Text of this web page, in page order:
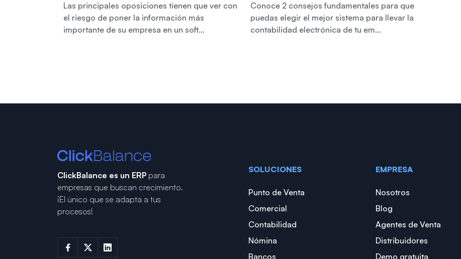
Las principales oposiciones tienen que ver con
el riesgo de poner la información más
importante de su empresa en un soft...
Conoce 2 consejos fundamentales para que
puedas elegir el mejor sistema para llevar la
contabilidad electrónica de tu em...
ClickBalance es un ERP para
empresas que buscan crecimiento.
¡El único que se adapta a tus
procesos!
SOLUCIONES
Punto de Venta
Comercial
Contabilidad
Nómina
Bancos
EMPRESA
Nosotros
Blog
Agentes de Venta
Distribuidores
Demo gratuita